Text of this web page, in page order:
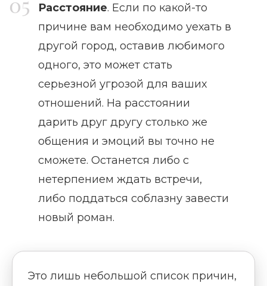
Расстояние. Если по какой-то
причине вам необходимо уехать в
другой город, оставив любимого
одного, это может стать
серьезной угрозой для ваших
отношений. На расстоянии
дарить друг другу столько же
общения и эмоций вы точно не
сможете. Останется либо с
нетерпением ждать встречи,
либо поддаться соблазну завести
новый роман.
Это лишь небольшой список причин,